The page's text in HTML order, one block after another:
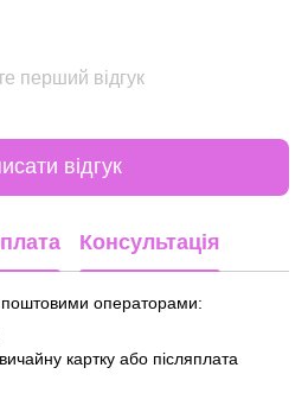
перший відгук
відгук
Консультація
операторами:
картку або післяплата